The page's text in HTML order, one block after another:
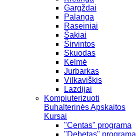
Gargždai
Palanga
Raseiniai
Šakiai
Širvintos
Skuodas
Kelmė
Jurbarkas
Vilkaviškis
Lazdijai
Kompiuterizuoti
Buhalterinės Apskaitos
Kursai
"Centas" programa
"Debetas" programa